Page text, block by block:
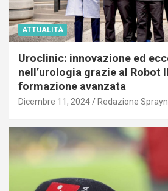
ATTUALITÀ
Uroclinic: innovazione ed
nell’urologia grazie al Robot
formazione avanzata
Dicembre 11, 2024 Redazione